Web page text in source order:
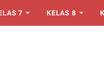
7 KELAS 8